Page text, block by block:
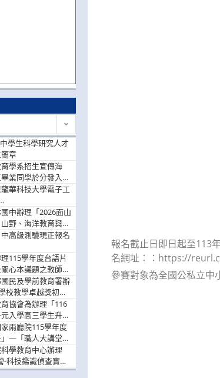
報名截止日即日起至113
名網址：：https://
參賽對象為全國公私立中
學生科學研究人才
章
學系招生宣傳海
業同學於分發入學
華科技大學電子工
AI賦能應用於智慧半
生踴躍報名參加
中辦理「2026面山
野、海洋教育與戶
歡迎踴躍報名參加
中高級測驗現正報名
115學年度台語片
心本議題之教師踴
民及學前教育署辦
校教學卓越獎初選
踴躍報名
協會為辦理「116
入學高三學生升學
兩廳院115學年度
」—「職人大講堂」
鼓勵踴躍報名參
學教育中心辦理
-科技鑑識偵查實戰
生踴躍報名參加。